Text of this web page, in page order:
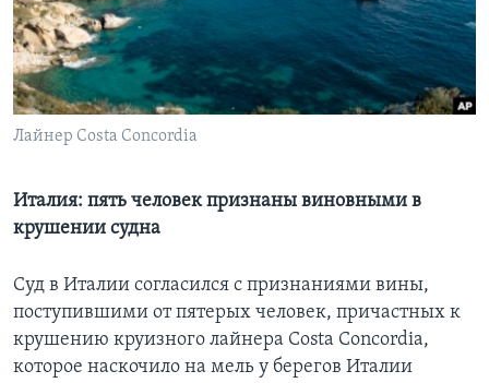
Learning English
СОЦИАЛЬНЫЕ СЕТИ
Языки
Лайнер Costa Concordia
Италия: пять человек признаны виновными в
крушении судна
Суд в Италии согласился с признаниями вины,
поступившими от пятерых человек, причастных к
крушению круизного лайнера Costa Concordia,
которое наскочило на мель у берегов Италии